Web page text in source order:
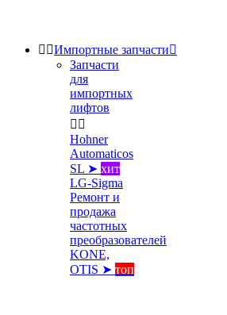
 Импортные запчасти
Запчасти
для
импортных
лифтов
 
Hohner
Automaticos
SL ➤ хит
LG-Sigma
Ремонт и
продажа
частотных
преобразователей
KONE,
OTIS ➤ топ